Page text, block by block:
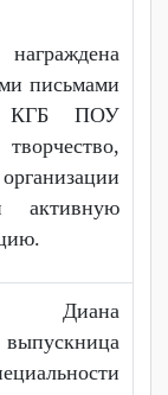
номинации